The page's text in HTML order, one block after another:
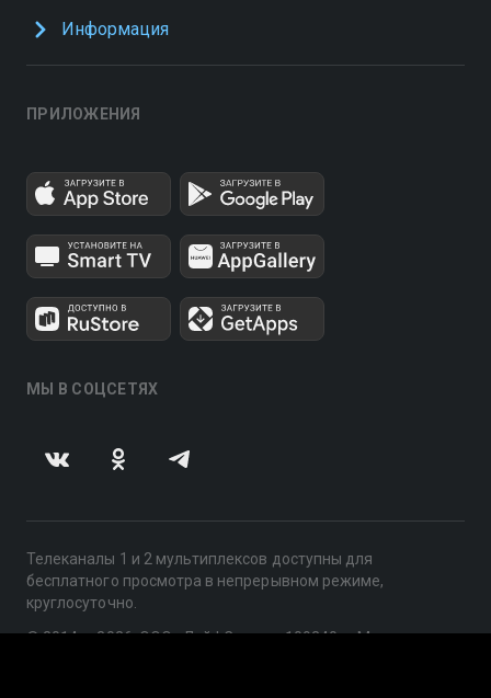
Информация
ПРИЛОЖЕНИЯ
МЫ В СОЦСЕТЯХ
Телеканалы 1 и 2 мультиплексов доступны для
бесплатного просмотра в непрерывном режиме,
круглосуточно.
© 2014 — 2026, ООО «ЛайфСтрим», 109240, г. Москва,